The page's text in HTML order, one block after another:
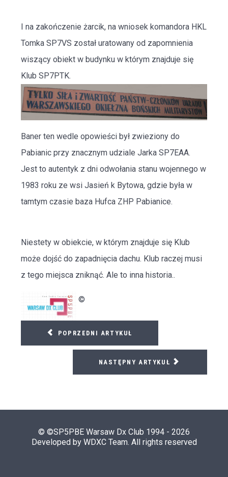
I na zakończenie żarcik, na wniosek komandora HKL
Tomka SP7VS został uratowany od zapomnienia
wiszący obiekt w budynku w którym znajduje się
Klub SP7PTK.
Baner ten wedle opowieści był zwieziony do
Pabianic przy znacznym udziale Jarka SP7EAA.
Jest to autentyk z dni odwołania stanu wojennego w
1983 roku ze wsi Jasień k Bytowa, gdzie była w
tamtym czasie baza Hufca ZHP Pabianice.
Niestety w obiekcie, w którym znajduje się Klub
może dojść do zapadnięcia dachu. Klub raczej musi
z tego miejsca zniknąć. Ale to inna historia..
©
POPRZEDNI ARTYKUŁ
NASTĘPNY ARTYKUŁ
© ©SP5PBE Warsaw Dx Club 1994 - 2026
Developed by WDXC Team. All rights reserved